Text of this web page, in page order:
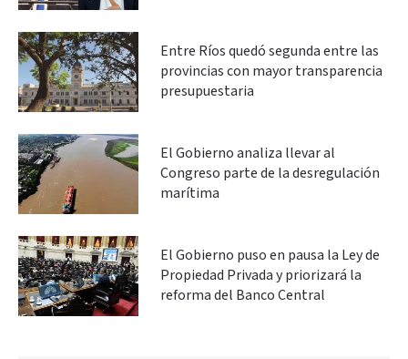
Entre Ríos quedó segunda entre las
provincias con mayor transparencia
presupuestaria
El Gobierno analiza llevar al
Congreso parte de la desregulación
marítima
El Gobierno puso en pausa la Ley de
Propiedad Privada y priorizará la
reforma del Banco Central